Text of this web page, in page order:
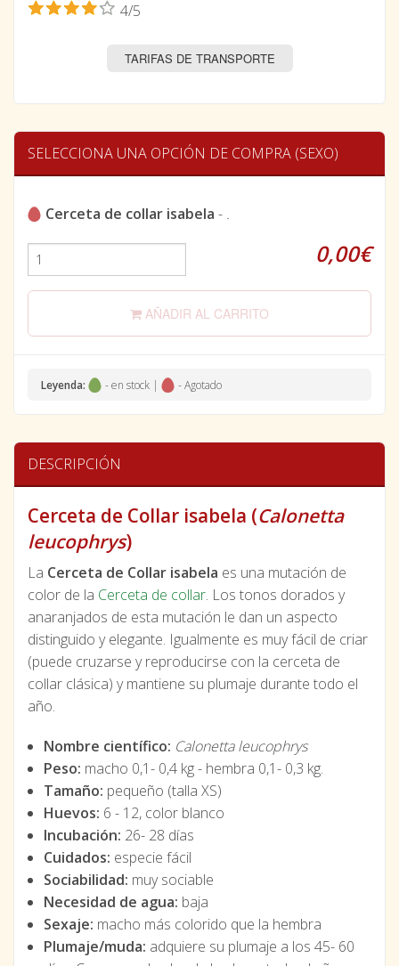
4/5
TARIFAS DE TRANSPORTE
SELECCIONA UNA OPCIÓN DE COMPRA (SEXO)
Cerceta de collar isabela - .
0,00€
AÑADIR AL CARRITO
Leyenda: - en stock | - Agotado
DESCRIPCIÓN
Cerceta de Collar isabela (Calonetta
leucophrys)
La Cerceta de Collar isabela es una mutación de
color de la Cerceta de collar. Los tonos dorados y
anaranjados de esta mutación le dan un aspecto
distinguido y elegante. Igualmente es muy fácil de criar
(puede cruzarse y reproducirse con la cerceta de
collar clásica) y mantiene su plumaje durante todo el
año.
Nombre científico: Calonetta leucophrys
Peso: macho 0,1- 0,4 kg - hembra 0,1- 0,3 kg.
Tamaño: pequeño (talla XS)
Huevos: 6 - 12, color blanco
Incubación: 26- 28 días
Cuidados: especie fácil
Sociabilidad: muy sociable
Necesidad de agua: baja
Sexaje: macho más colorido que la hembra
Plumaje/muda: adquiere su plumaje a los 45- 60